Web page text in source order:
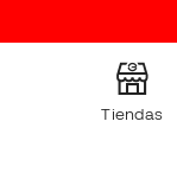
Tiendas